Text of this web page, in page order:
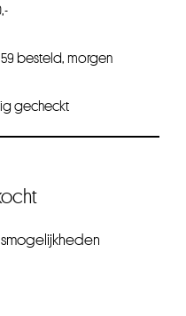
besteld, morgen
gecheckt